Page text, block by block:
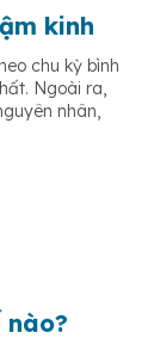
kinh
chu kỳ bình
Ngoài ra,
nhân,
nào?